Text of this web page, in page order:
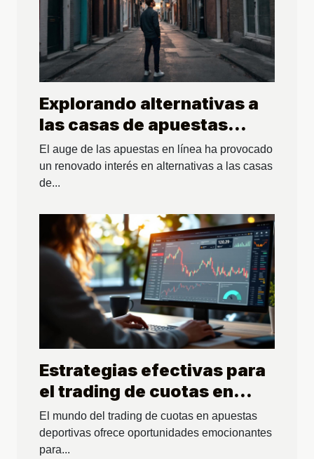
Explorando alternativas a
las casas de apuestas
reguladas: ¿vale la pena?
El auge de las apuestas en línea ha provocado
un renovado interés en alternativas a las casas
de...
Estrategias efectivas para
el trading de cuotas en
apuestas deportivas
El mundo del trading de cuotas en apuestas
deportivas ofrece oportunidades emocionantes
para...